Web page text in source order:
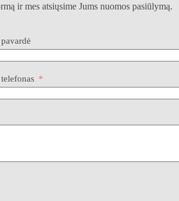
ir mes atsiųsime Jums nuomos pasiūlymą.